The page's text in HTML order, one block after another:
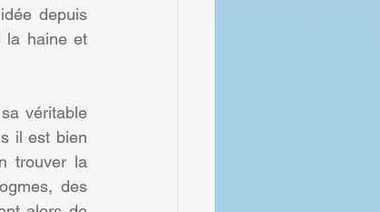
depuis
la haine et
véritable
il est bien
trouver la
des